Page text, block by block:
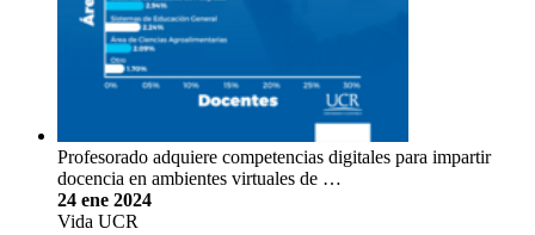
Profesorado adquiere competencias digitales para impartir
docencia en ambientes virtuales de …
24 ene 2024
Vida UCR